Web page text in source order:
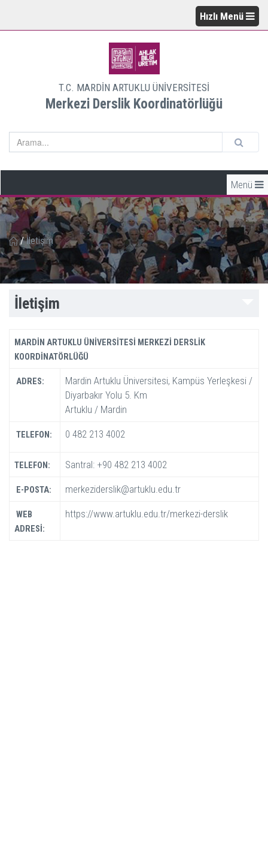
Hızlı Menü
T.C. MARDİN ARTUKLU ÜNİVERSİTESİ
Merkezi Derslik Koordinatörlüğü
Menü
/ İletişim
İletişim
MARDİN ARTUKLU ÜNİVERSİTESİ MERKEZİ DERSLİK
KOORDİNATÖRLÜĞÜ
ADRES:
Mardin Artuklu Üniversitesi, Kampüs Yerleşkesi /
Diyarbakır Yolu 5. Km
Artuklu / Mardin
TELEFON: 0 482 213 4002
TELEFON: Santral: +90 482 213 4002
E-POSTA: merkeziderslik@artuklu.edu.tr
WEB
ADRESİ:
https://www.artuklu.edu.tr/merkezi-derslik